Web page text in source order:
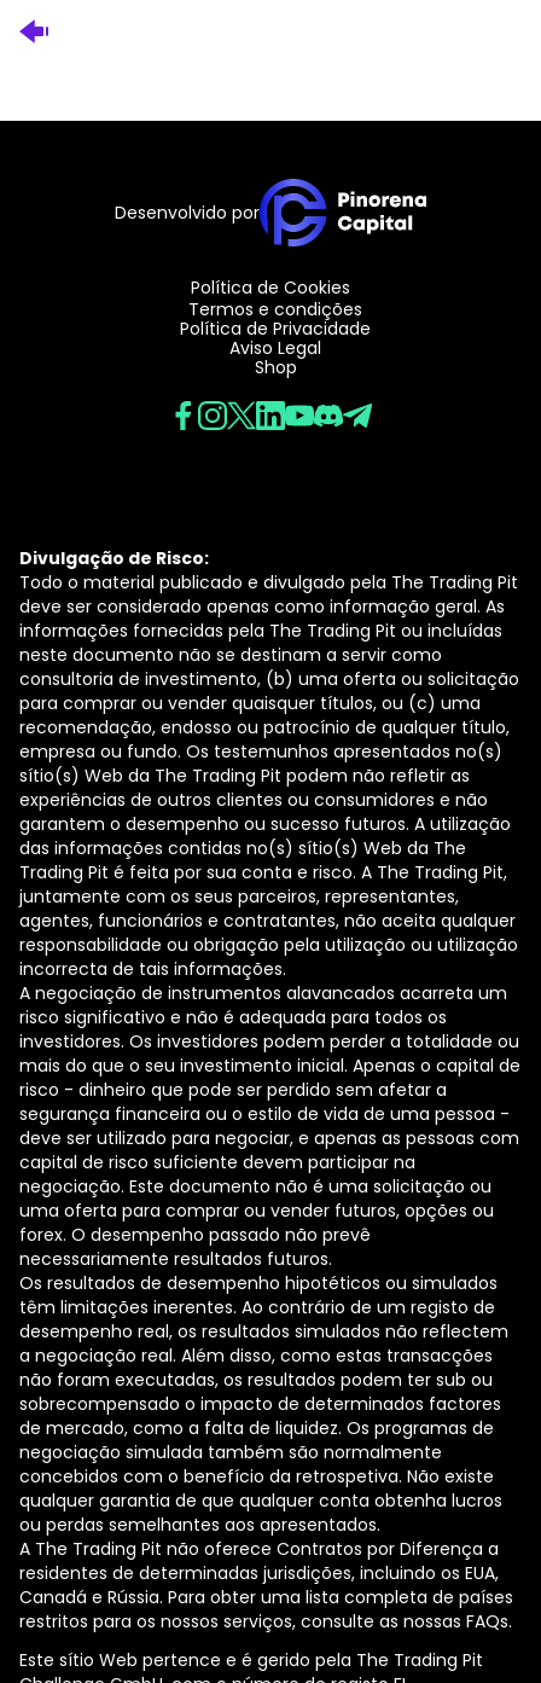
Desenvolvido por
Política de Cookies
Termos e condições
Política de Privacidade
Aviso Legal
Shop
Divulgação de Risco:
Todo o material publicado e divulgado pela The Trading Pit
deve ser considerado apenas como informação geral. As
informações fornecidas pela The Trading Pit ou incluídas
neste documento não se destinam a servir como
consultoria de investimento, (b) uma oferta ou solicitação
para comprar ou vender quaisquer títulos, ou (c) uma
recomendação, endosso ou patrocínio de qualquer título,
empresa ou fundo. Os testemunhos apresentados no(s)
sítio(s) Web da The Trading Pit podem não refletir as
experiências de outros clientes ou consumidores e não
garantem o desempenho ou sucesso futuros. A utilização
das informações contidas no(s) sítio(s) Web da The
Trading Pit é feita por sua conta e risco. A The Trading Pit,
juntamente com os seus parceiros, representantes,
agentes, funcionários e contratantes, não aceita qualquer
responsabilidade ou obrigação pela utilização ou utilização
incorrecta de tais informações.
A negociação de instrumentos alavancados acarreta um
risco significativo e não é adequada para todos os
investidores. Os investidores podem perder a totalidade ou
mais do que o seu investimento inicial. Apenas o capital de
risco - dinheiro que pode ser perdido sem afetar a
segurança financeira ou o estilo de vida de uma pessoa -
deve ser utilizado para negociar, e apenas as pessoas com
capital de risco suficiente devem participar na
negociação. Este documento não é uma solicitação ou
uma oferta para comprar ou vender futuros, opções ou
forex. O desempenho passado não prevê
necessariamente resultados futuros.
Os resultados de desempenho hipotéticos ou simulados
têm limitações inerentes. Ao contrário de um registo de
desempenho real, os resultados simulados não reflectem
a negociação real. Além disso, como estas transacções
não foram executadas, os resultados podem ter sub ou
sobrecompensado o impacto de determinados factores
de mercado, como a falta de liquidez. Os programas de
negociação simulada também são normalmente
concebidos com o benefício da retrospetiva. Não existe
qualquer garantia de que qualquer conta obtenha lucros
ou perdas semelhantes aos apresentados.
A The Trading Pit não oferece Contratos por Diferença a
residentes de determinadas jurisdições, incluindo os EUA,
Canadá e Rússia. Para obter uma lista completa de países
restritos para os nossos serviços, consulte as nossas FAQs.
Este sítio Web pertence e é gerido pela The Trading Pit